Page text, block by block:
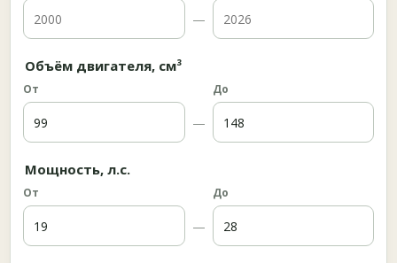
—
Объём двигателя, см³
От
—
До
Мощность, л.с.
От
—
До